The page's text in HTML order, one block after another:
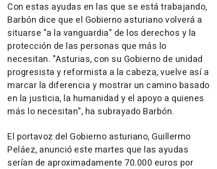
Con estas ayudas en las que se está trabajando,
Barbón dice que el Gobierno asturiano volverá a
situarse "a la vanguardia" de los derechos y la
protección de las personas que más lo
necesitan. "Asturias, con su Gobierno de unidad
progresista y reformista a la cabeza, vuelve así a
marcar la diferencia y mostrar un camino basado
en la justicia, la humanidad y el apoyo a quienes
más lo necesitan", ha subrayado Barbón.
El portavoz del Gobierno asturiano, Guillermo
Peláez, anunció este martes que las ayudas
serían de aproximadamente 70.000 euros por